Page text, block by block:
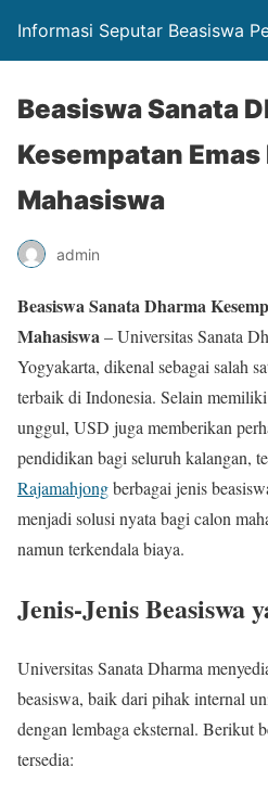
Informasi Seputar Beasiswa
Beasiswa Sanata
Kesempatan Emas
Mahasiswa
admin
Beasiswa Sanata Dharma
Mahasiswa– Universitas Sanata
Yogyakarta, dikenal sebagai salah
terbaik di Indonesia. Selain
unggul, USD juga memberikan
pendidikan bagi seluruh kalangan,
Rajamahjongberbagai jenis
menjadi solusi nyata bagi calon
namun terkendala biaya.
Jenis-Jenis Beasiswa
Universitas Sanata Dharma
beasiswa, baik dari pihak internal
dengan lembaga eksternal. Berikut
tersedia: